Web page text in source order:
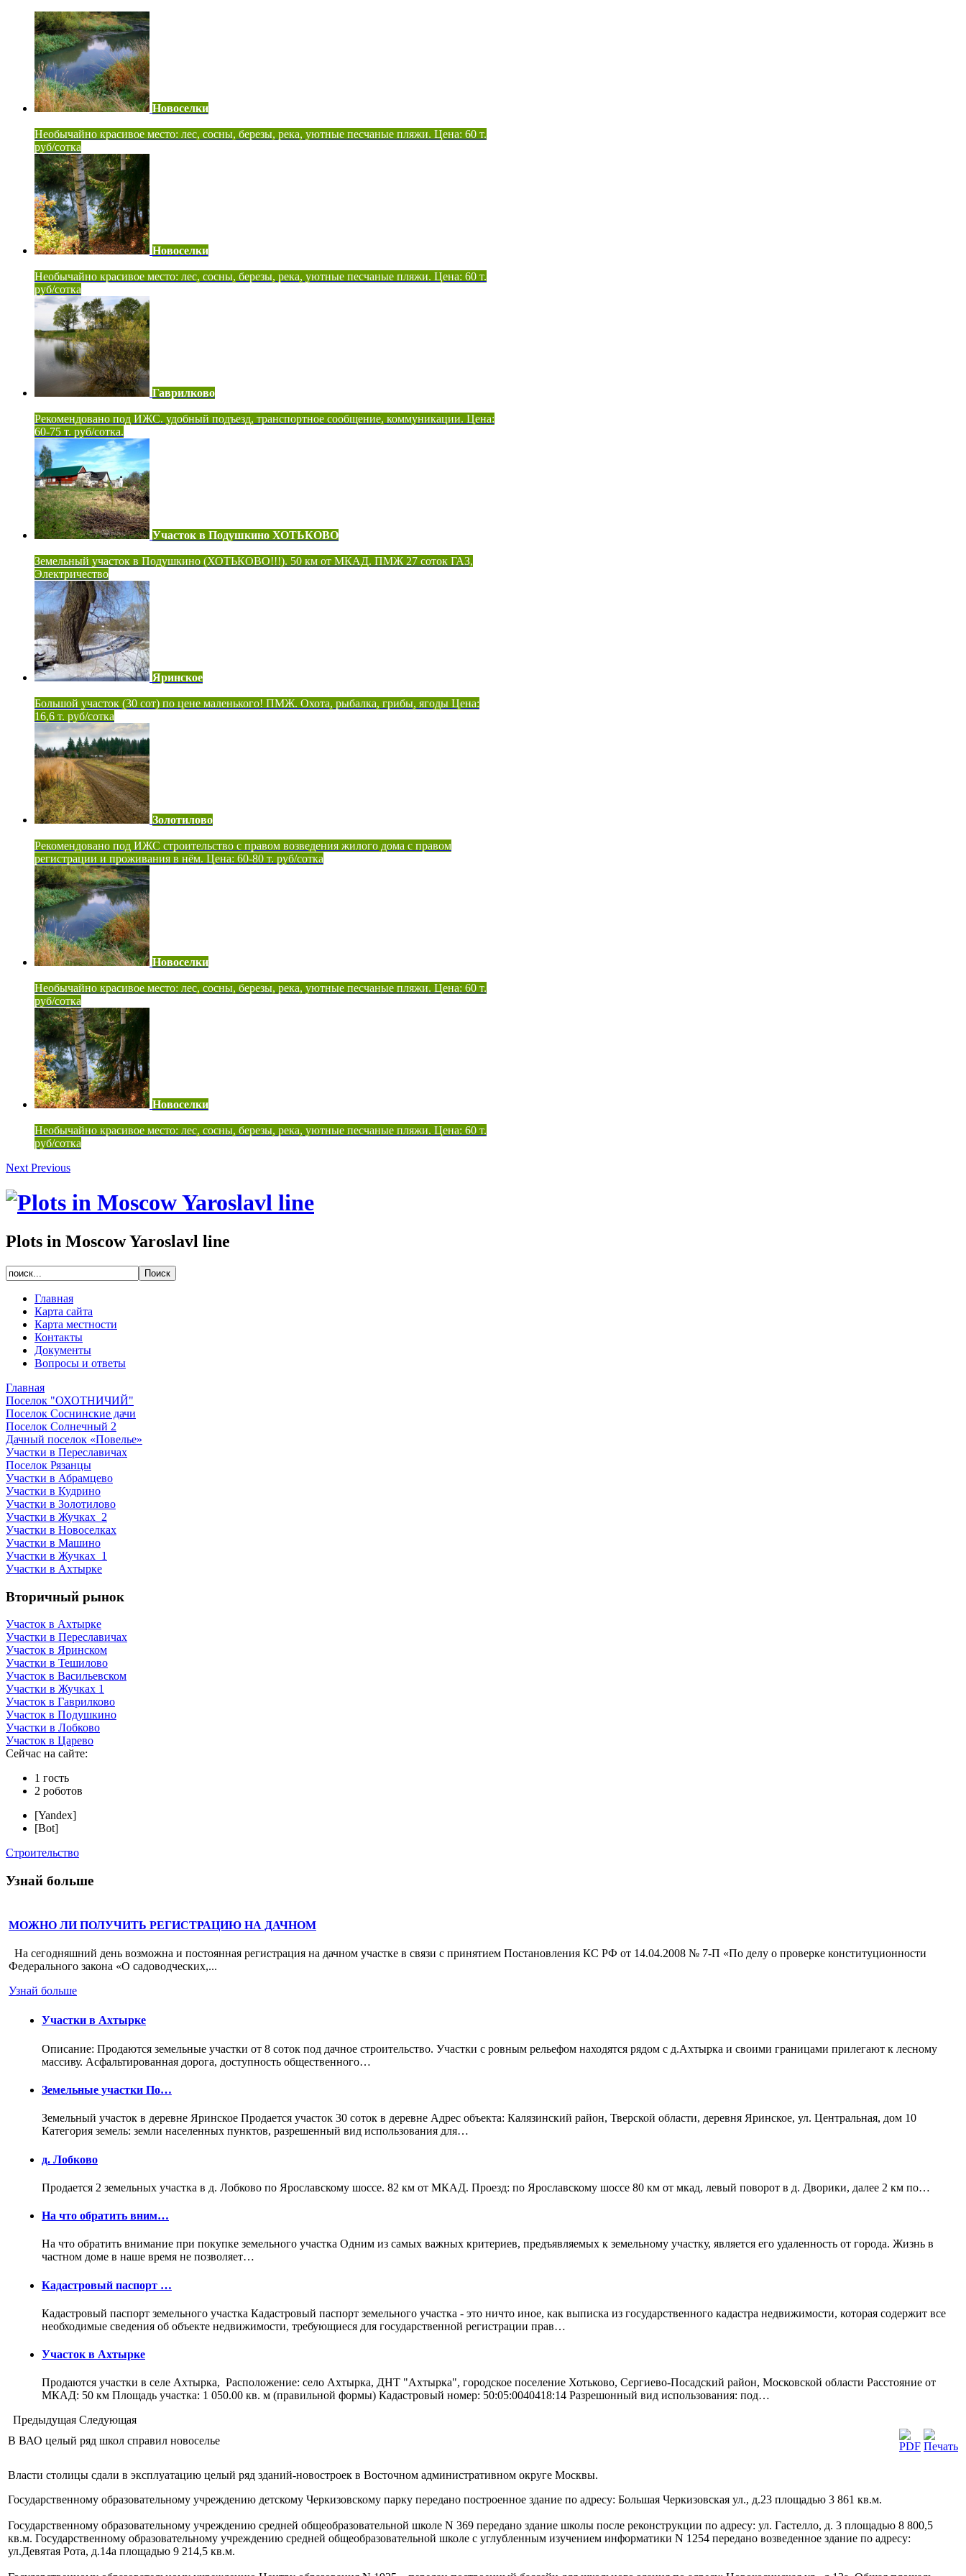
Новоселки
Необычайно красивое место: лес, сосны, березы, река, уютные песчаные пляжи. Цена: 60 т.
руб/сотка
Новоселки
Необычайно красивое место: лес, сосны, березы, река, уютные песчаные пляжи. Цена: 60 т.
руб/сотка
Гаврилково
Рекомендовано под ИЖС. удобный подъезд, транспортное сообщение, коммуникации. Цена:
60-75 т. руб/сотка.
Участок в Подушкино ХОТЬКОВО
Земельный участок в Подушкино (ХОТЬКОВО!!!). 50 км от МКАД. ПМЖ 27 соток ГАЗ,
Электричество
Яринское
Большой участок (30 сот) по цене маленького! ПМЖ. Охота, рыбалка, грибы, ягоды Цена:
16,6 т. руб/сотка
Золотилово
Рекомендовано под ИЖС строительство с правом возведения жилого дома с правом
регистрации и проживания в нём. Цена: 60-80 т. руб/сотка
Новоселки
Необычайно красивое место: лес, сосны, березы, река, уютные песчаные пляжи. Цена: 60 т.
руб/сотка
Новоселки
Необычайно красивое место: лес, сосны, березы, река, уютные песчаные пляжи. Цена: 60 т.
руб/сотка
Next Previous
Plots in Moscow Yaroslavl line
Главная
Карта сайта
Карта местности
Контакты
Документы
Вопросы и ответы
Главная
Поселок "ОХОТНИЧИЙ"
Поселок Соснинские дачи
Поселок Солнечный 2
Дачный поселок «Повелье»
Участки в Переславичах
Поселок Рязанцы
Участки в Абрамцево
Участки в Кудрино
Участки в Золотилово
Участки в Жучках_2
Участки в Новоселках
Участки в Машино
Участки в Жучках_1
Участки в Ахтырке
Вторичный рынок
Участок в Ахтырке
Участки в Переславичах
Участок в Яринском
Участки в Тешилово
Участок в Васильевском
Участки в Жучках 1
Участок в Гаврилково
Участок в Подушкино
Участки в Лобково
Участок в Царево
Сейчас на сайте:
1 гость
2 роботов
[Yandex]
[Bot]
Строительство
Узнай больше
МОЖНО ЛИ ПОЛУЧИТЬ РЕГИСТРАЦИЮ НА ДАЧНОМ
На сегодняшний день возможна и постоянная регистрация на дачном участке в связи с принятием Постановления КС РФ от 14.04.2008 № 7-П «По делу о проверке конституционности
Федерального закона «О садоводческих,...
Узнай больше
Участки в Ахтырке
Описание: Продаются земельные участки от 8 соток под дачное строительство. Участки с ровным рельефом находятся рядом с д.Ахтырка и своими границами прилегают к лесному
массиву. Асфальтированная дорога, доступность общественного…
Земельные участки По…
Земельный участок в деревне Яринское Продается участок 30 соток в деревне Адрес объекта: Калязинский район, Тверской области, деревня Яринское, ул. Центральная, дом 10
Категория земель: земли населенных пунктов, разрешенный вид использования для…
д. Лобково
Продается 2 земельных участка в д. Лобково по Ярославскому шоссе. 82 км от МКАД. Проезд: по Ярославскому шоссе 80 км от мкад, левый поворот в д. Дворики, далее 2 км по…
На что обратить вним…
На что обратить внимание при покупке земельного участка Одним из самых важных критериев, предъявляемых к земельному участку, является его удаленность от города. Жизнь в
частном доме в наше время не позволяет…
Кадастровый паспорт …
Кадастровый паспорт земельного участка Кадастровый паспорт земельного участка - это ничто иное, как выписка из государственного кадастра недвижимости, которая содержит все
необходимые сведения об объекте недвижимости, требующиеся для государственной регистрации прав…
Участок в Ахтырке
Продаются участки в селе Ахтырка, Расположение: село Ахтырка, ДНТ "Ахтырка", городское поселение Хотьково, Сергиево-Посадский район, Московской области Расстояние от
МКАД: 50 км Площадь участка: 1 050.00 кв. м (правильной формы) Кадастровый номер: 50:05:0040418:14 Разрешонный вид использования: под…
Предыдущая Следующая
В ВАО целый ряд школ справил новоселье
Власти столицы сдали в эксплуатацию целый ряд зданий-новостроек в Восточном административном округе Москвы.
Государственному образовательному учреждению детскому Черкизовскому парку передано построенное здание по адресу: Большая Черкизовская ул., д.23 площадью 3 861 кв.м.
Государственному образовательному учреждению средней общеобразовательной школе N 369 передано здание школы после реконструкции по адресу: ул. Гастелло, д. 3 площадью 8 800,5
кв.м. Государственному образовательному учреждению средней общеобразовательной школе с углубленным изучением информатики N 1254 передано возведенное здание по адресу:
ул.Девятая Рота, д.14а площадью 9 214,5 кв.м.